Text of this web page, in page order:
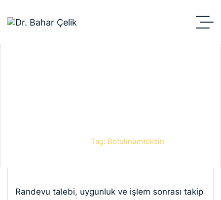
Tag: Botulinumtoksin
Randevu talebi, uygunluk ve işlem sonrası takip